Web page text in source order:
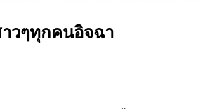
วๆทุกคนอิจฉา